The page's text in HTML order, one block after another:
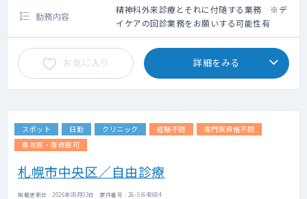
勤務内容
精神科外来診療とそれに付随する業務 ※デ
イケアの回診業務をお願いする可能性有
お気に入り 詳細をみる
スポット 日勤 クリニック 経験不問
専門医資格不問
専攻医・専修医可
札幌市中央区／自由診療
掲載更新日 : 2026年08月03日 案件番号 : 26-SI648684